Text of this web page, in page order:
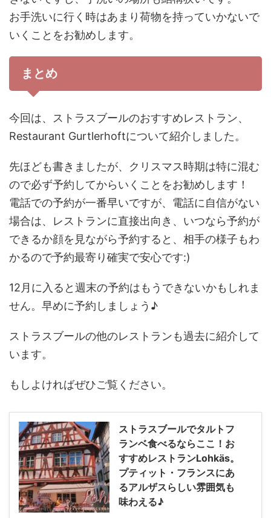
お手洗いに行く時はあまり荷物を持っていかないで
いくことをお勧めします。
まとめ
今回は、ストラスブールのおすすめレストラン、
Restaurant Gurtlerhoftについて紹介しました。
先ほども書きましたが、クリスマス時期は特に混む
ので必ず予約してからいくことをお勧めします！
電話での予約が一番早いですが、電話に自信がない
場合は、レストランに直接出向き、いつなら予約が
できるか顔を見ながら予約すると、相手の様子もわ
かるので予約最寄り確実で安心です:)
12月に入ると週末の予約はもうできないかもしれま
せん。早めに予約しましょう♪
ストラスブールの他のレストランも過去に紹介して
います。
もしよければぜひご覧ください。
ストラスブールでタルトフ
ランベ食べるならここ！お
すすめレストランLohkäs。
プティット・フランスにあ
るアルザスらしい雰囲気も
味わえる♪